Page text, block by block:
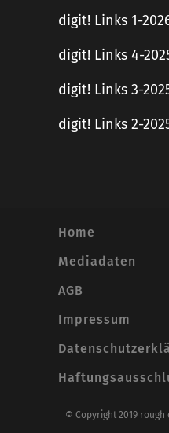
digit! Links 1-
digit! Links 4-
digit! Links 3-
digit! Links 2-
Home
Mediadaten
AGB
Impressum
© Copyright 2019